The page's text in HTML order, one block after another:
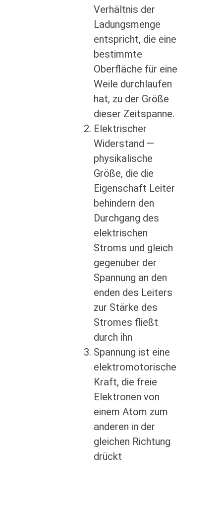
Verhältnis der
Ladungsmenge
entspricht, die eine
bestimmte
Oberfläche für eine
Weile durchlaufen
hat, zu der Größe
dieser Zeitspanne.
Elektrischer
Widerstand —
physikalische
Größe, die die
Eigenschaft Leiter
behindern den
Durchgang des
elektrischen
Stroms und gleich
gegenüber der
Spannung an den
enden des Leiters
zur Stärke des
Stromes fließt
durch ihn
Spannung ist eine
elektromotorische
Kraft, die freie
Elektronen von
einem Atom zum
anderen in der
gleichen Richtung
drückt